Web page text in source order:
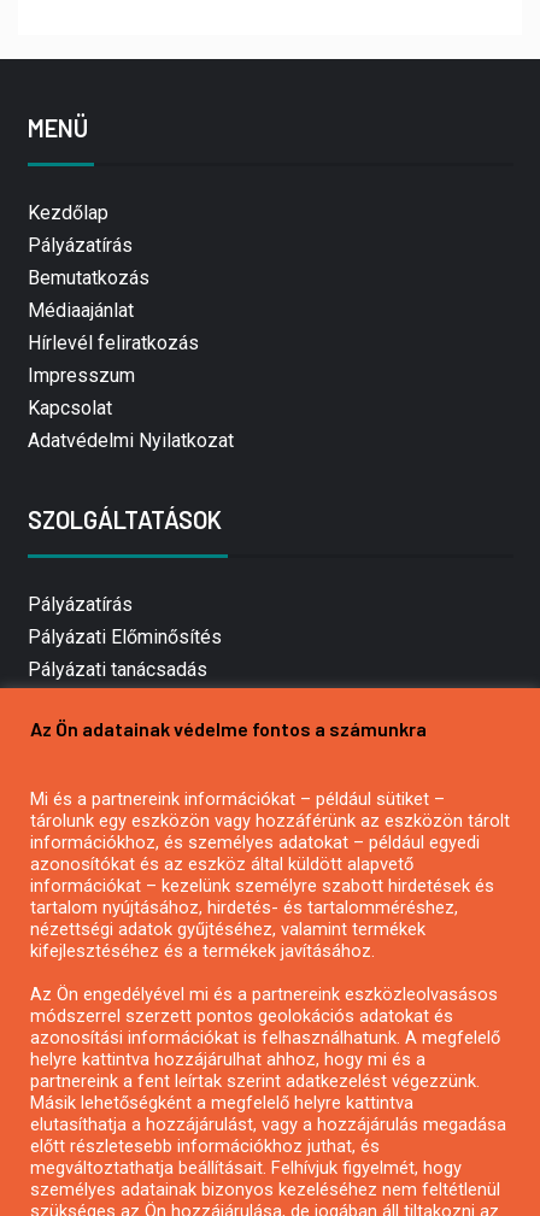
MENÜ
Kezdőlap
Pályázatírás
Bemutatkozás
Médiaajánlat
Hírlevél feliratkozás
Impresszum
Kapcsolat
Adatvédelmi Nyilatkozat
SZOLGÁLTATÁSOK
Pályázatírás
Pályázati Előminősítés
Pályázati tanácsadás
Mezőgazdasági pályázatírás
Pályázatírás civil szervezeteknek
Pályázatírás önkormányzatoknak
Pályázatfigyelés
Specifikus pályázatfigyelés vagy hírlevél
Pályázatok magánszemélyeknek
Pályázatok civil szervezeteknek
Pályázatok vállalkozásoknak
Önkormányzati pályázatok
Mezőgazdasági pályázatok
Az Ön adatainak védelme fontos a számunkra
Mi és a partnereink információkat – például sütiket –
tárolunk egy eszközön vagy hozzáférünk az eszközön tárolt
információkhoz, és személyes adatokat – például egyedi
azonosítókat és az eszköz által küldött alapvető
információkat – kezelünk személyre szabott hirdetések és
tartalom nyújtásához, hirdetés- és tartalomméréshez,
nézettségi adatok gyűjtéséhez, valamint termékek
kifejlesztéséhez és a termékek javításához.
Az Ön engedélyével mi és a partnereink eszközleolvasásos
módszerrel szerzett pontos geolokációs adatokat és
azonosítási információkat is felhasználhatunk. A megfelelő
helyre kattintva hozzájárulhat ahhoz, hogy mi és a
partnereink a fent leírtak szerint adatkezelést végezzünk.
Másik lehetőségként a megfelelő helyre kattintva
elutasíthatja a hozzájárulást, vagy a hozzájárulás megadása
előtt részletesebb információkhoz juthat, és
megváltoztathatja beállításait. Felhívjuk figyelmét, hogy
személyes adatainak bizonyos kezeléséhez nem feltétlenül
szükséges az Ön hozzájárulása, de jogában áll tiltakozni az